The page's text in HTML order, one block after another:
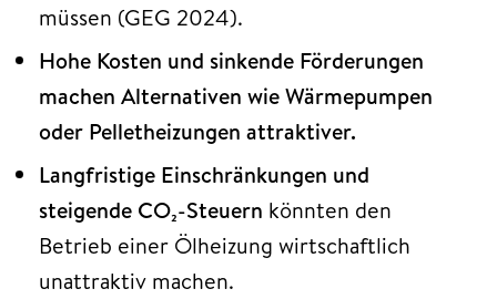
müssen (GEG 2024).
Hohe Kosten und sinkende Förderungen
machen Alternativen wie Wärmepumpen
oder Pelletheizungen attraktiver.
Langfristige Einschränkungen und
steigende CO₂-Steuern könnten den
Betrieb einer Ölheizung wirtschaftlich
unattraktiv machen.